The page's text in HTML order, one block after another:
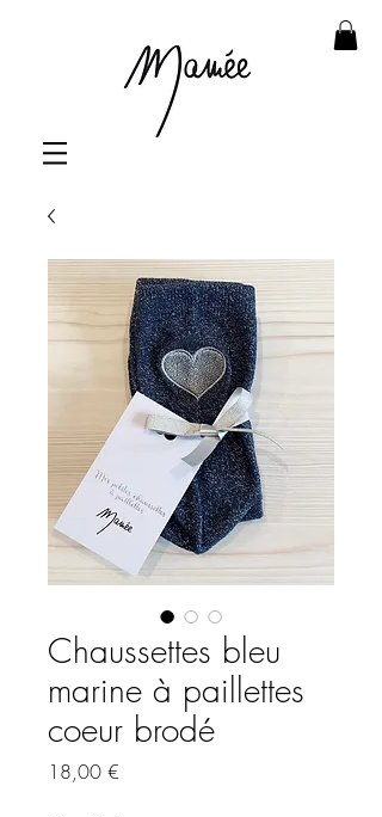
Chaussettes bleu
marine à paillettes
coeur brodé
18,00 €